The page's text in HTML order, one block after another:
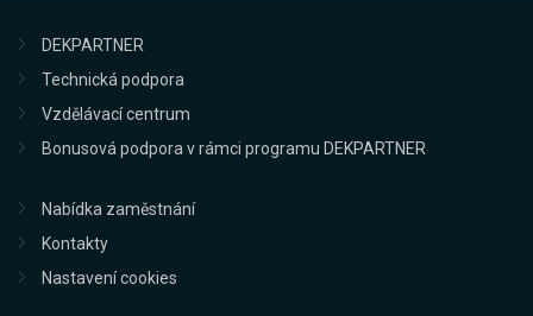
DEKPARTNER
Technická podpora
Vzdělávací centrum
Bonusová podpora v rámci programu DEKPARTNER
Nabídka zaměstnání
Kontakty
Nastavení cookies